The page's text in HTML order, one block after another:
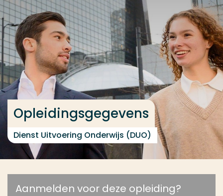
Ga direct naar de content
... > Opleidingsgegevens
Opleidingsgegevens
Dienst Uitvoering Onderwijs (DUO)
Aanmelden voor deze opleiding?
Veel gezocht
Opleiding
Contact